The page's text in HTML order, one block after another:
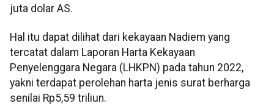
juta dolar AS.
Hal itu dapat dilihat dari kekayaan Nadiem yang
tercatat dalam Laporan Harta Kekayaan
Penyelenggara Negara (LHKPN) pada tahun 2022,
yakni terdapat perolehan harta jenis surat berharga
senilai Rp5,59 triliun.